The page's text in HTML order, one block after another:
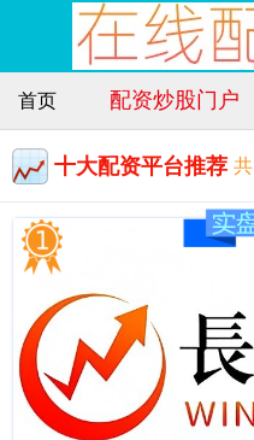
首页 配资炒股门户
十大配资平台推荐 共